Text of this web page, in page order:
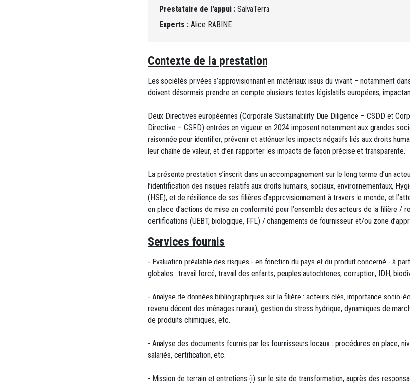
Prestataire de l'appui : SalvaTerra
Experts : Alice RABINE
Contexte de la prestation
Les sociétés privées s’approvisionnant en matériaux issus du vivant – notamment
doivent désormais prendre en compte plusieurs textes législatifs européens,
Deux Directives européennes (Corporate Sustainability Due Diligence – CSDD et
Directive – CSRD) entrées en vigueur en 2024 imposent notamment aux grandes
raisonnée pour identifier, prévenir et atténuer les impacts négatifs liés aux droits
leur chaîne de valeur, et d’en rapporter les impacts de façon précise et transparente.
La présente prestation s’inscrit dans un accompagnement sur le long terme d’un
l’identification des risques relatifs aux droits humains, sociaux, environnementaux,
(HSE), et de résilience de ses filières d’approvisionnement à travers le monde, et
en place d’actions de mise en conformité pour l’ensemble des acteurs de la filière /
certifications (UEBT, biologique, FFL) / changements de fournisseur et/ou zone
Services fournis
- Evaluation préalable des risques - en fonction du pays et du produit concerné - à
globales : travail forcé, travail des enfants, peuples autochtones, corruption, IDH,
- Analyse de données bibliographiques sur la filière : acteurs clés, importance socio-
revenu décent des ménages ruraux), gestion du stress hydrique, dynamiques de
de produits chimiques, etc.
- Analyse des documents fournis par les fournisseurs locaux : procédures en place,
salariés, certification, etc.
- Mission de terrain et entretiens (i) sur le site de transformation, auprès des